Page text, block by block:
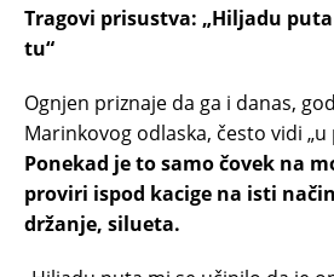
Tragovi prisustva: „Hiljadu
tu“
Ognjen priznaje da ga i danas,
Marinkovog odlaska, često vidi „u
Ponekad je to samo čovek na
proviri ispod kacige na isti
držanje, silueta.